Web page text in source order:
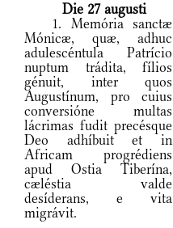
Die 27 augusti
1. Memória sanctæ
Mónicæ, quæ, adhuc
adulescéntula Patrício
nuptum trádita, fílios
génuit, inter quos
Augustínum, pro cuius
conversióne multas
lácrimas fudit precésque
Deo adhíbuit et in
Africam progrédiens
apud Ostia Tiberína,
cæléstia valde
desíderans, e vita
migrávit.